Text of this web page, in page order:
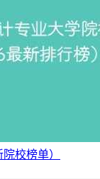
等学校本科专
，授予艺术学学士
设和地方经济发
艺术设计与包装
新思维，具备较
合素质，能在包
域进行设计制作
作的高素质应用
计师、平面设计
校榜单）